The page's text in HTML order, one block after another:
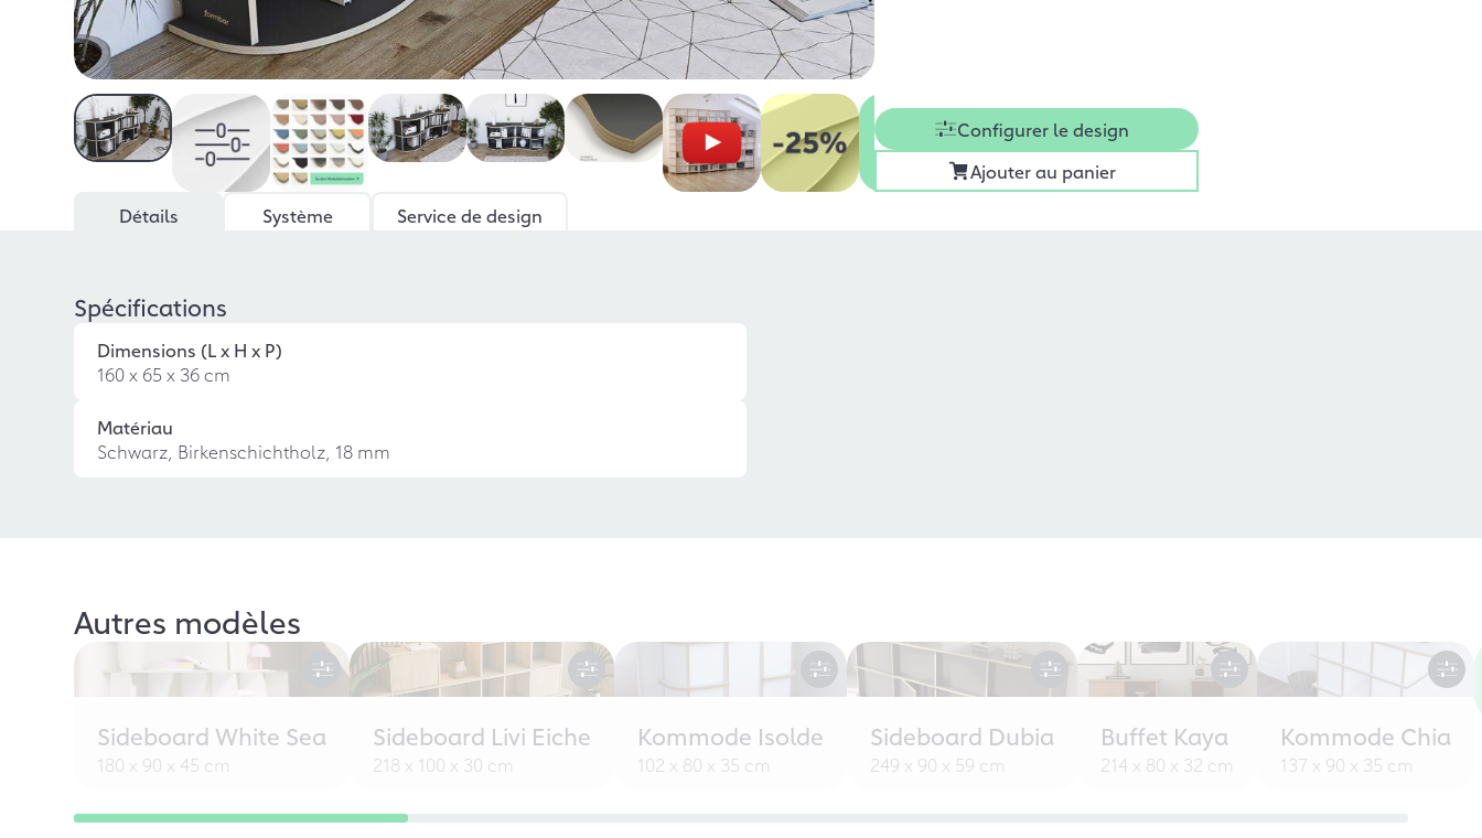
Configurer le design
Ajouter au panier
Détails
Système Service de design
Spécifications
Dimensions (L x H x P)
160 x 65 x 36 cm
Matériau
Schwarz, Birkenschichtholz, 18 mm
Autres modèles
Sideboard White Sea
180 x 90 x 45 cm
Sideboard Livi Eiche
218 x 100 x 30 cm
Kommode Isolde
102 x 80 x 35 cm
Sideboard Dubia
249 x 90 x 59 cm
Buffet Kaya
214 x 80 x 32 cm
Kommode Chia
137 x 90 x 35 cm